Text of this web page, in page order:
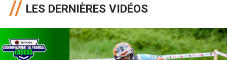
LES DERNIÈRES VIDÉOS